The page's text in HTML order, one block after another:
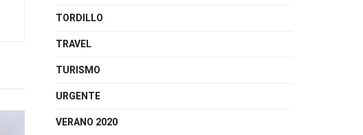
TORDILLO
TRAVEL
TURISMO
URGENTE
VERANO 2020